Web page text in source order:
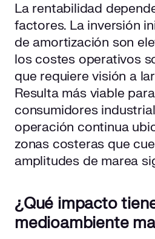
La rentabilidad
factores. La inversión
de amortización son
los costes operativos
que requiere visión a
Resulta más viable
consumidores
operación continua
zonas costeras que
amplitudes de marea
¿Qué impacto
medioambiente